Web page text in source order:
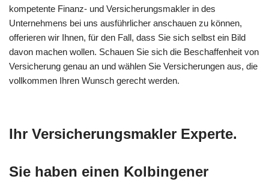
kompetente Finanz- und Versicherungsmakler in des
Unternehmens bei uns ausführlicher anschauen zu können,
offerieren wir Ihnen, für den Fall, dass Sie sich selbst ein Bild
davon machen wollen. Schauen Sie sich die Beschaffenheit von
Versicherung genau an und wählen Sie Versicherungen aus, die
vollkommen Ihren Wunsch gerecht werden.
Ihr Versicherungsmakler Experte.
Sie haben einen Kolbingener